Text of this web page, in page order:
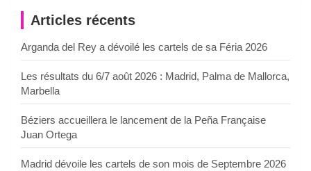
Articles récents
Arganda del Rey a dévoilé les cartels de sa Féria 2026
Les résultats du 6/7 août 2026 : Madrid, Palma de Mallorca,
Marbella
Béziers accueillera le lancement de la Peña Française
Juan Ortega
Madrid dévoile les cartels de son mois de Septembre 2026